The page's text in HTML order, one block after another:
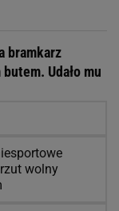
bramkarz
Udało mu
wolny